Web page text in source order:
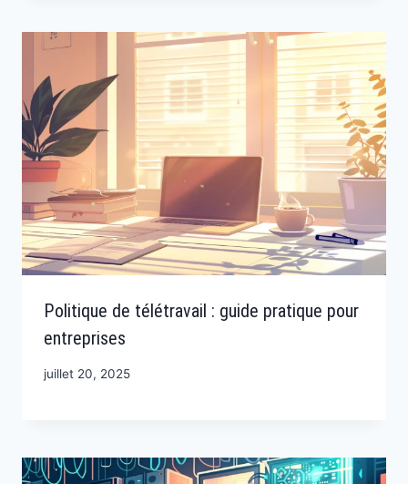
Politique de télétravail : guide pratique pour
entreprises
juillet 20, 2025